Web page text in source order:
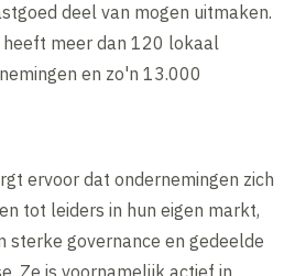
deel van mogen uitmaken.
meer dan 120 lokaal
en zo'n 13.000
ervoor dat ondernemingen zich
tot leiders in hun eigen markt,
sterke governance en gedeelde